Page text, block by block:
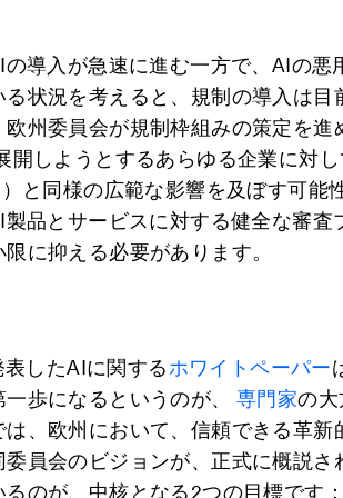
導入が急速に進む一方で、AIの悪
状況を考えると、規制の導入は目
州委員会が規制枠組みの策定を進
開しようとするあらゆる企業に対
と同様の広範な影響を及ぼす可能
品とサービスに対する健全な審査
に抑える必要があります。
したAIに関するホワイトペーパー
歩になるというのが、 専門家の
、欧州において、信頼できる革新
員会のビジョンが、正式に概説さ
のが、中核となる2つの目標です